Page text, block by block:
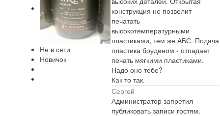
Не в сети
Новичок
конструкция не позволит
печатать
высокотемпературными
пластиками, тем же АБС. Подача
пластика боуденом - отпадает
печать мягкими пластиками.
Надо оно тебе?
Как то так.
Сергей
Администратор запретил
публиковать записи гостям.